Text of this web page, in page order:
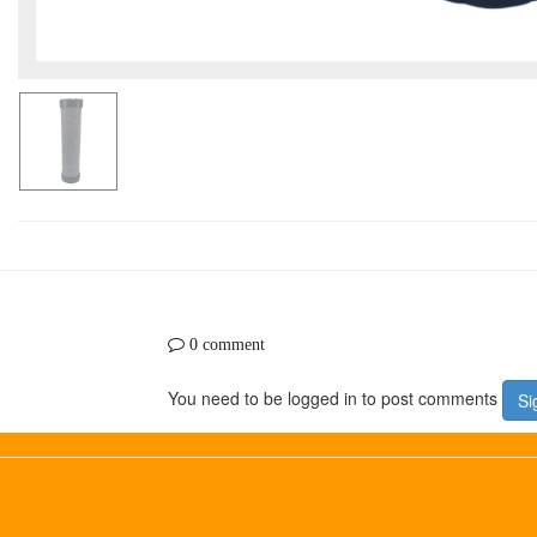
0 comment
You need to be logged in to post comments